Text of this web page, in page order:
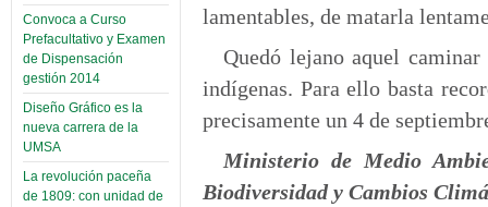
Convoca a Curso
Prefacultativo y Examen
de Dispensación
gestión 2014
Diseño Gráfico es la
nueva carrera de la
UMSA
La revolución paceña
de 1809: con unidad de
lamentables, de matarla
Quedó lejano aquel
indígenas. Para ello basta
precisamente un 4 de
Ministerio de Medio
Biodiversidad y Cambios